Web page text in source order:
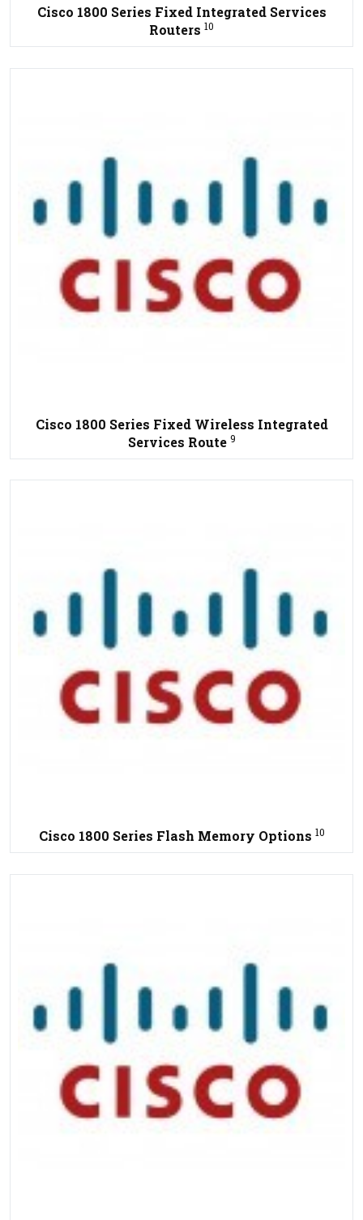
Cisco 1800 Series Fixed Integrated Services
Routers 10
Cisco 1800 Series Fixed Wireless Integrated
Services Route 9
Cisco 1800 Series Flash Memory Options 10